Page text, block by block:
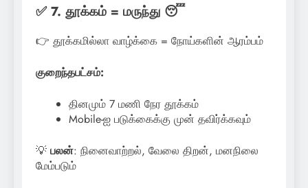
✅ 7. தூக்கம் = மருந்து 😴
👉 தூக்கமில்லா வாழ்க்கை = நோய்களின் ஆரம்பம்
குறைந்தபட்சம்:
தினமும் 7 மணி நேர தூக்கம்
Mobile-ஐ படுக்கைக்கு முன் தவிர்க்கவும்
💡 பலன்: நினைவாற்றல், வேலை திறன், மனநிலை
மேம்படும்